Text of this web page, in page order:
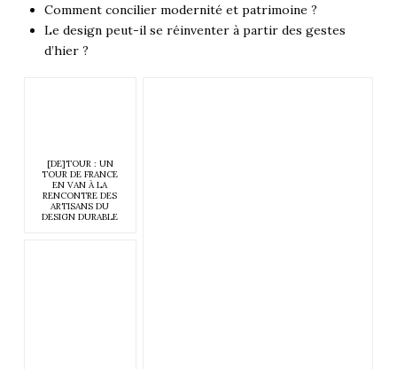
Comment concilier modernité et patrimoine ?
Le design peut-il se réinventer à partir des gestes
d’hier ?
[DE]TOUR : UN
TOUR DE FRANCE
EN VAN À LA
RENCONTRE DES
ARTISANS DU
DESIGN DURABLE